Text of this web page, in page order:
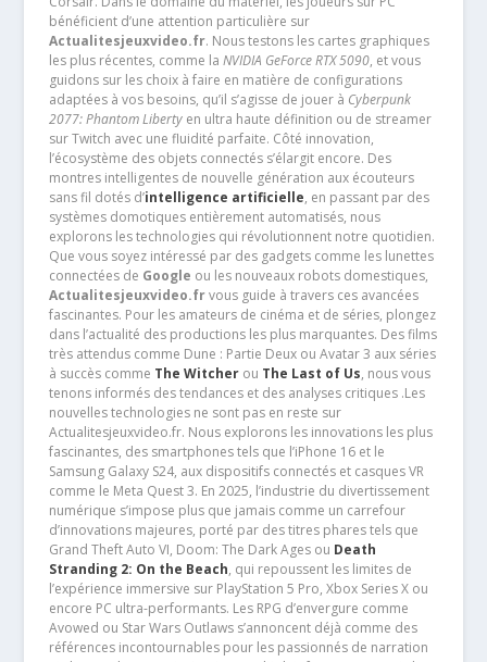
bénéficient d’une attention particulière sur
Actualitesjeuxvideo.fr. Nous testons les cartes graphiques
les plus récentes, comme la NVIDIA GeForce RTX 5090, et vous
guidons sur les choix à faire en matière de configurations
adaptées à vos besoins, qu’il s’agisse de jouer à Cyberpunk
2077: Phantom Libertyen ultra haute définition ou de streamer
sur Twitch avec une fluidité parfaite. Côté innovation,
l’écosystème des objets connectés s’élargit encore. Des
montres intelligentes de nouvelle génération aux écouteurs
sans fil dotés d’intelligence artificielle, en passant par des
systèmes domotiques entièrement automatisés, nous
explorons les technologies qui révolutionnent notre quotidien.
Que vous soyez intéressé par des gadgets comme les lunettes
connectées de Google ou les nouveaux robots domestiques,
Actualitesjeuxvideo.frvous guide à travers ces avancées
fascinantes. Pour les amateurs de cinéma et de séries, plongez
dans l’actualité des productions les plus marquantes. Des films
très attendus comme Dune : Partie Deux ou Avatar 3 aux séries
à succès comme The Witcherou The Last of Us, nous vous
tenons informés des tendances et des analyses critiques .Les
nouvelles technologies ne sont pas en reste sur
Actualitesjeuxvideo.fr. Nous explorons les innovations les plus
fascinantes, des smartphones tels que l’iPhone 16 et le
Samsung Galaxy S24, aux dispositifs connectés et casques VR
comme le Meta Quest 3. En 2025, l’industrie du divertissement
numérique s’impose plus que jamais comme un carrefour
d’innovations majeures, porté par des titres phares tels que
Grand Theft Auto VI, Doom: The Dark Ages ou Death
Stranding 2: On the Beach, qui repoussent les limites de
l’expérience immersive sur PlayStation 5 Pro, Xbox Series X ou
encore PC ultra-performants. Les RPG d’envergure comme
Avowed ou Star Wars Outlaws s’annoncent déjà comme des
références incontournables pour les passionnés de narration